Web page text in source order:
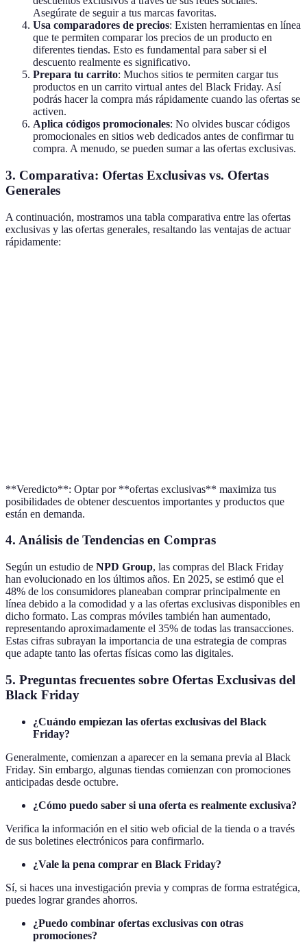
Asegúrate de seguir a tus marcas favoritas.
Usa comparadores de precios: Existen herramientas en línea
que te permiten comparar los precios de un producto en
diferentes tiendas. Esto es fundamental para saber si el
descuento realmente es significativo.
Prepara tu carrito: Muchos sitios te permiten cargar tus
productos en un carrito virtual antes del Black Friday. Así
podrás hacer la compra más rápidamente cuando las ofertas se
activen.
Aplica códigos promocionales: No olvides buscar códigos
promocionales en sitios web dedicados antes de confirmar tu
compra. A menudo, se pueden sumar a las ofertas exclusivas.
3. Comparativa: Ofertas Exclusivas vs. Ofertas
Generales
A continuación, mostramos una tabla comparativa entre las ofertas
exclusivas y las ofertas generales, resaltando las ventajas de actuar
rápidamente:
**Veredicto**: Optar por **ofertas exclusivas** maximiza tus
posibilidades de obtener descuentos importantes y productos que
están en demanda.
4. Análisis de Tendencias en Compras
Según un estudio de NPD Group, las compras del Black Friday
han evolucionado en los últimos años. En 2025, se estimó que el
48% de los consumidores planeaban comprar principalmente en
línea debido a la comodidad y a las ofertas exclusivas disponibles en
dicho formato. Las compras móviles también han aumentado,
representando aproximadamente el 35% de todas las transacciones.
Estas cifras subrayan la importancia de una estrategia de compras
que adapte tanto las ofertas físicas como las digitales.
5. Preguntas frecuentes sobre Ofertas Exclusivas del
Black Friday
¿Cuándo empiezan las ofertas exclusivas del Black
Friday?
Generalmente, comienzan a aparecer en la semana previa al Black
Friday. Sin embargo, algunas tiendas comienzan con promociones
anticipadas desde octubre.
¿Cómo puedo saber si una oferta es realmente exclusiva?
Verifica la información en el sitio web oficial de la tienda o a través
de sus boletines electrónicos para confirmarlo.
¿Vale la pena comprar en Black Friday?
Sí, si haces una investigación previa y compras de forma estratégica,
puedes lograr grandes ahorros.
¿Puedo combinar ofertas exclusivas con otras
promociones?